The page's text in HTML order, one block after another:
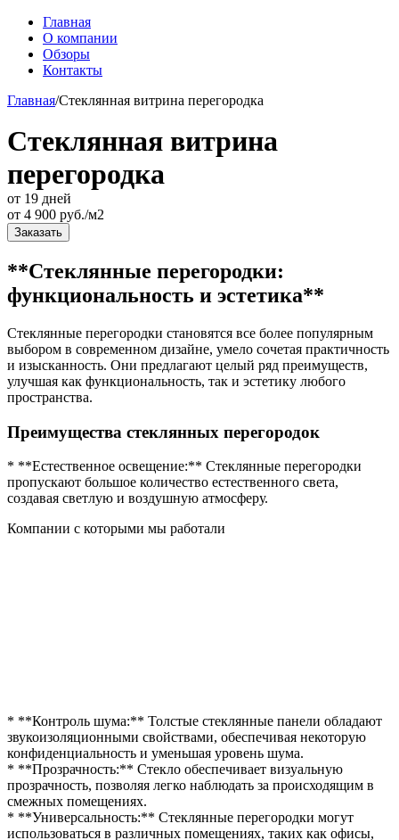
Главная
О компании
Обзоры
Контакты
Главная/Стеклянная витрина перегородка
Стеклянная витрина
перегородка
от 19 дней
от 4 900 руб./м2
Заказать
**Стеклянные перегородки:
функциональность и эстетика**
Стеклянные перегородки становятся все более популярным
выбором в современном дизайне, умело сочетая практичность
и изысканность. Они предлагают целый ряд преимуществ,
улучшая как функциональность, так и эстетику любого
пространства.
Преимущества стеклянных перегородок
* **Естественное освещение:** Стеклянные перегородки
пропускают большое количество естественного света,
создавая светлую и воздушную атмосферу.
Компании с которыми мы работали
* **Контроль шума:** Толстые стеклянные панели обладают
звукоизоляционными свойствами, обеспечивая некоторую
конфиденциальность и уменьшая уровень шума.
* **Прозрачность:** Стекло обеспечивает визуальную
прозрачность, позволяя легко наблюдать за происходящим в
смежных помещениях.
* **Универсальность:** Стеклянные перегородки могут
использоваться в различных помещениях, таких как офисы,